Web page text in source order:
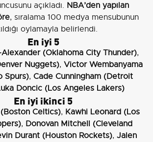
açıkladı. NBA’den yapılan
, sıralama 100 medya mensubunun
oylamayla belirlendi.
En iyi 5
Alexander (Oklahoma City Thunder),
Nuggets), Victor Wembanyama
Spurs), Cade Cunningham (Detroit
Doncic (Los Angeles Lakers)
En iyi ikinci 5
Celtics), Kawhi Leonard (Los
, Donovan Mitchell (Cleveland
Durant (Houston Rockets), Jalen